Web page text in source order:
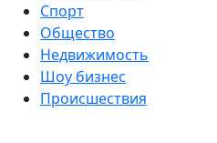
Спорт
Общество
Недвижимость
Шоу бизнес
Происшествия